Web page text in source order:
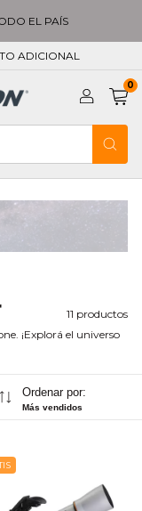
EL PAÍS
ADICIONAL
0
11 productos
¡Explorá el universo
Ordenar por:
Más vendidos